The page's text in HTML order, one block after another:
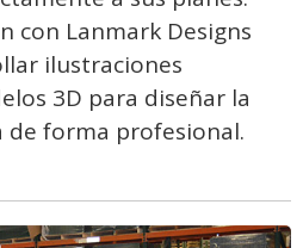
con Lanmark Designs
ilustraciones
3D para diseñar la
de forma profesional.